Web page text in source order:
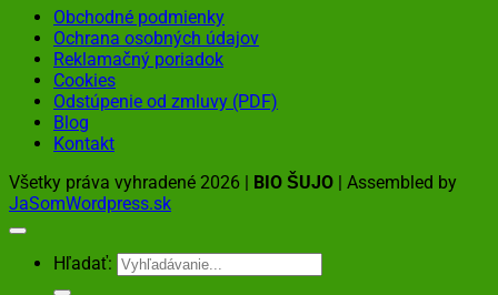
Obchodné podmienky
Ochrana osobných údajov
Reklamačný poriadok
Cookies
Odstúpenie od zmluvy (PDF)
Blog
Kontakt
Všetky práva vyhradené 2026 | BIO ŠUJO | Assembled by
JaSomWordpress.sk
Hľadať: